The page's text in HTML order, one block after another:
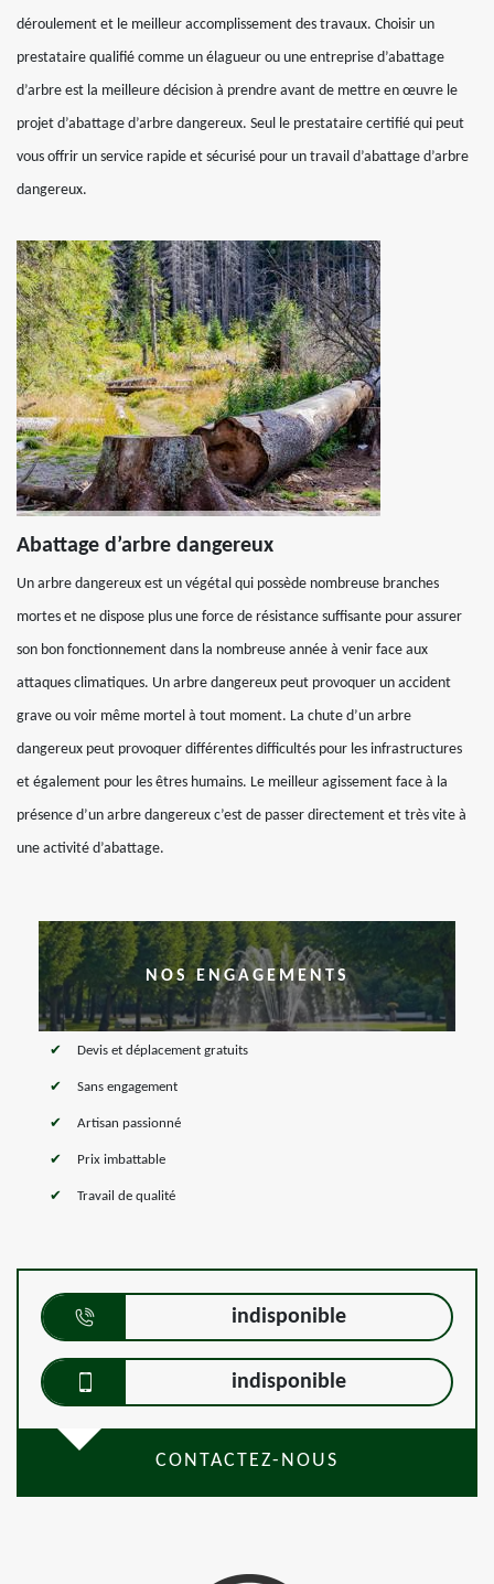
déroulement et le meilleur accomplissement des travaux. Choisir un
prestataire qualifié comme un élagueur ou une entreprise d’abattage
d’arbre est la meilleure décision à prendre avant de mettre en œuvre le
projet d’abattage d’arbre dangereux. Seul le prestataire certifié qui peut
vous offrir un service rapide et sécurisé pour un travail d’abattage d’arbre
dangereux.
Abattage d’arbre dangereux
Un arbre dangereux est un végétal qui possède nombreuse branches
mortes et ne dispose plus une force de résistance suffisante pour assurer
son bon fonctionnement dans la nombreuse année à venir face aux
attaques climatiques. Un arbre dangereux peut provoquer un accident
grave ou voir même mortel à tout moment. La chute d’un arbre
dangereux peut provoquer différentes difficultés pour les infrastructures
et également pour les êtres humains. Le meilleur agissement face à la
présence d’un arbre dangereux c’est de passer directement et très vite à
une activité d’abattage.
NOS ENGAGEMENTS
Devis et déplacement gratuits
Sans engagement
Artisan passionné
Prix imbattable
Travail de qualité
indisponible
indisponible
CONTACTEZ-NOUS